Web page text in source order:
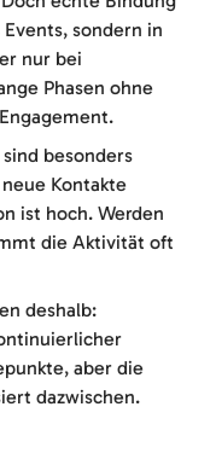
sondern in
nur bei
Phasen ohne
besonders
Kontakte
ist hoch. Werden
die Aktivität oft
deshalb:
aber die
dazwischen.